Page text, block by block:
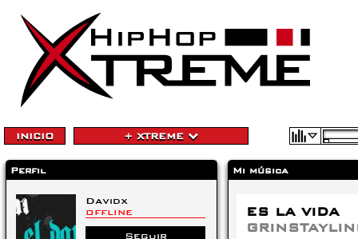
INICIO + XTREME
Perfil
Davidx
OFFLINE
Seguir
Mi música
ES LA VIDA